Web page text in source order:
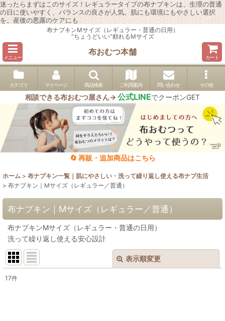
迷ったらまずはこのサイズ！レギュラータイプの布ナプキンは、生理の普通
の日に使いやすく、バランスの良さが人気。肌にも環境にもやさしい選択
を。産後の悪露のケアにも
布ナプキンMサイズ（レギュラー・普通の日用）
“ちょうどいい”頼れるMサイズ
メニュー
布おむつ本舗
カート
カテゴリ マイページ 商品検索 ご利用案内 問い合わせ その他
相談できる布おむつ屋さん→ 公式LINEでクーポンGET
🔄 再販・追加商品はこちら
ホーム > 布ナプキン一覧｜肌にやさしい・洗って繰り返し使える布ナプ生活
> 布ナプキン｜Mサイズ（レギュラー／普通）
布ナプキン｜Mサイズ（レギュラー／普通）
布ナプキンMサイズ（レギュラー・普通の日用）
洗って繰り返し使える安心設計
表示順変更
17件